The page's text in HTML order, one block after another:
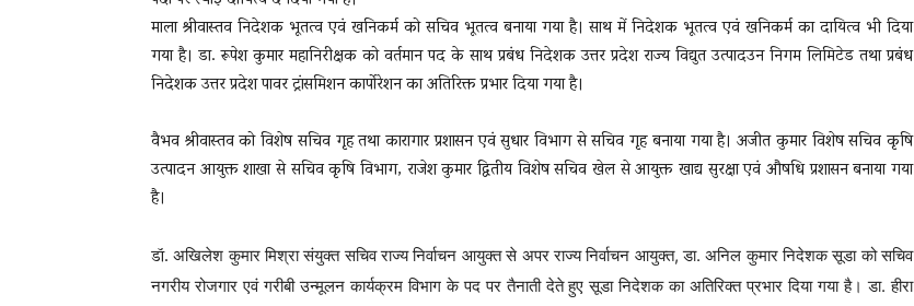
माला श्रीवास्तव निदेशक भूतत्व एवं खनिकर्म को सचिव भूतत्व बनाया गया है। साथ में निदेशक भूतत्व एवं खनिकर्म का दायित्व भी दिया
गया है। डा. रूपेश कुमार महानिरीक्षक को वर्तमान पद के साथ प्रबंध निदेशक उत्तर प्रदेश राज्य विद्युत उत्पादउन निगम लिमिटेड तथा प्रबंध
निदेशक उत्तर प्रदेश पावर ट्रांसमिशन कार्पोरेशन का अतिरिक्त प्रभार दिया गया है।
वैभव श्रीवास्तव को विशेष सचिव गृह तथा कारागार प्रशासन एवं सुधार विभाग से सचिव गृह बनाया गया है। अजीत कुमार विशेष सचिव कृषि
उत्पादन आयुक्त शाखा से सचिव कृषि विभाग, राजेश कुमार द्वितीय विशेष सचिव खेल से आयुक्त खाद्य सुरक्षा एवं औषधि प्रशासन बनाया गया
है।
डॉ. अखिलेश कुमार मिश्रा संयुक्त सचिव राज्य निर्वाचन आयुक्त से अपर राज्य निर्वाचन आयुक्त, डा. अनिल कुमार निदेशक सूडा को सचिव
नगरीय रोजगार एवं गरीबी उन्मूलन कार्यक्रम विभाग के पद पर तैनाती देते हुए सूडा निदेशक का अतिरिक्त प्रभार दिया गया है। डा. हीरा